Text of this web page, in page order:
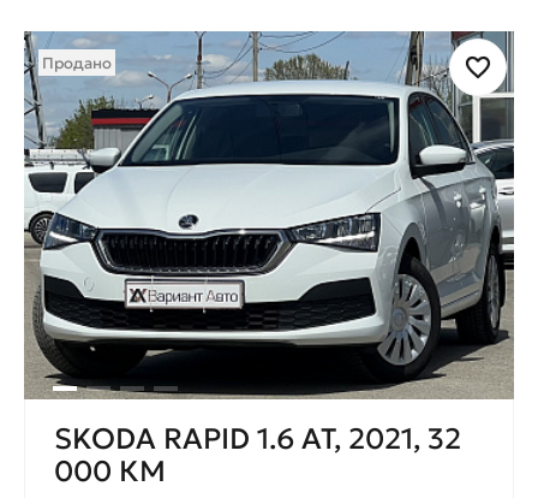
Продано
SKODA RAPID 1.6 AT, 2021, 32
000 КМ